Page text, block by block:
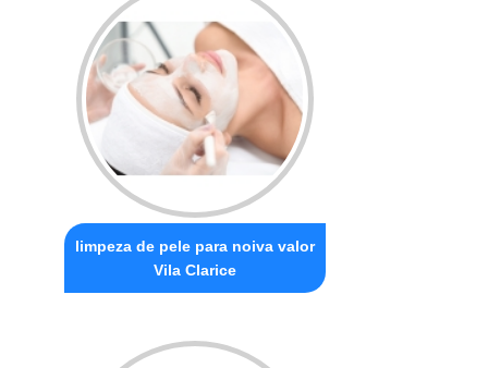
limpeza de pele para noiva valor
Vila Clarice